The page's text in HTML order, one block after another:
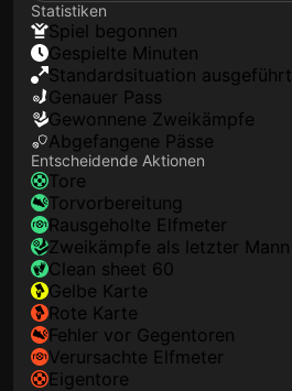
Statistiken
Spiel begonnen
Gespielte Minuten
Standardsituation ausgeführt
genauer Pass
Gewonnene Zweikämpfe
Abgefangene Pässe
Entscheidende Aktionen
Tore
Torvorbereitung
rausgeholte Elfmeter
Zweikämpfe als letzter Mann
clean sheet 60
gelbe Karte
rote Karte
Fehler vor Gegentoren
Verursachte Elfmeter
Eigentore